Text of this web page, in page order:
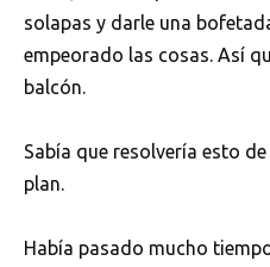
solapas y darle una
empeorado las cosas. Así
balcón.
Sabía que resolvería esto
plan.
Había pasado mucho